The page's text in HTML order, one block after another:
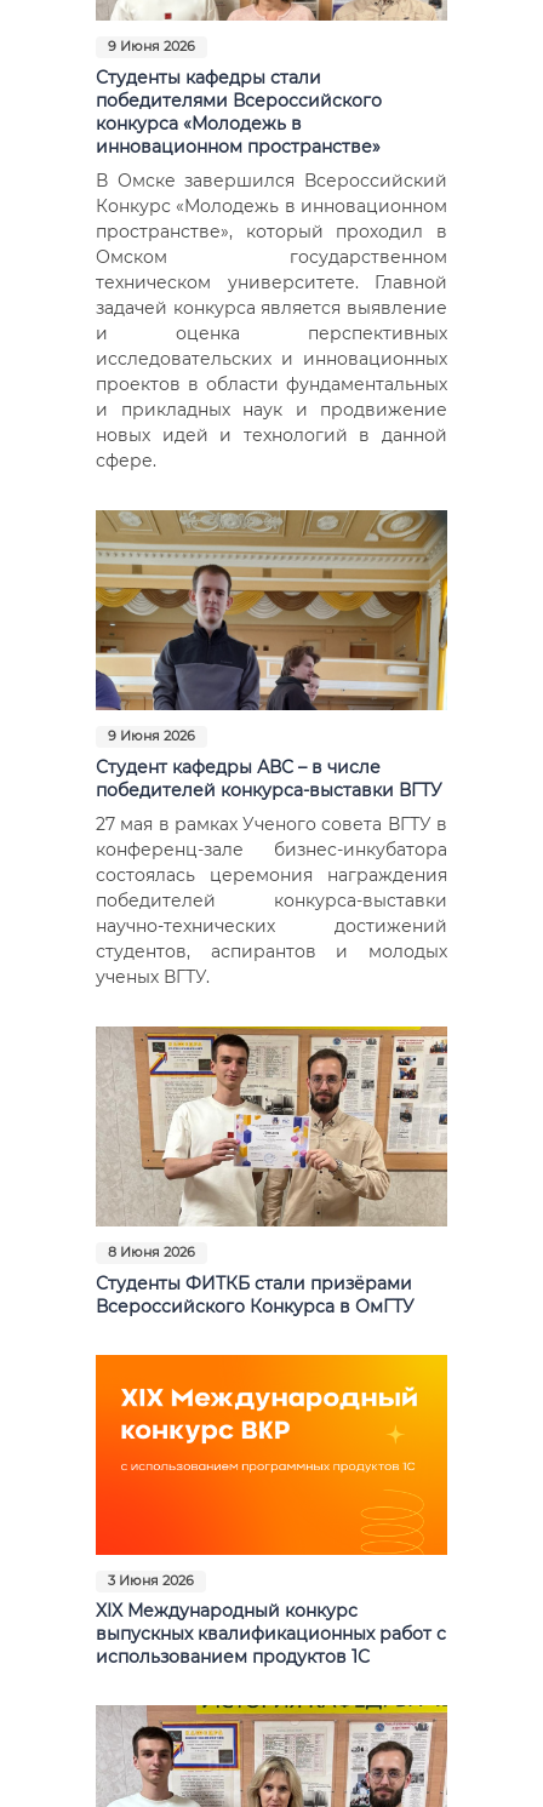
9 Июня 2026
Студенты кафедры стали
победителями Всероссийского
конкурса «Молодежь в
инновационном пространстве»
В Омске завершился Всероссийский
Конкурс «Молодежь в инновационном
пространстве», который проходил в
Омском государственном
техническом университете. Главной
задачей конкурса является выявление
и оценка перспективных
исследовательских и инновационных
проектов в области фундаментальных
и прикладных наук и продвижение
новых идей и технологий в данной
сфере.
9 Июня 2026
Студент кафедры АВС – в числе
победителей конкурса-выставки ВГТУ
27 мая в рамках Ученого совета ВГТУ в
конференц-зале бизнес-инкубатора
состоялась церемония награждения
победителей конкурса-выставки
научно-технических достижений
студентов, аспирантов и молодых
ученых ВГТУ.
8 Июня 2026
Студенты ФИТКБ стали призёрами
Всероссийского Конкурса в ОмГТУ
3 Июня 2026
XIX Международный конкурс
выпускных квалификационных работ с
использованием продуктов 1С